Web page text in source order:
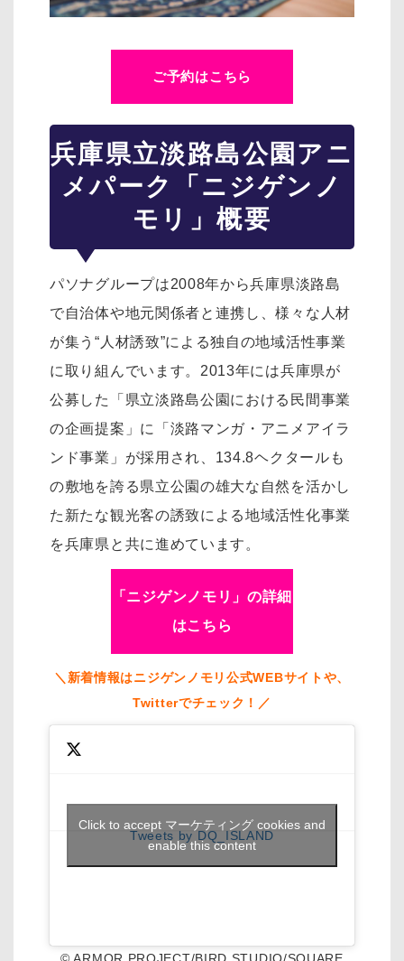
ご予約はこちら
兵庫県立淡路島公園アニ
メパーク「ニジゲンノ
モリ」概要
パソナグループは2008年から兵庫県淡路島
で自治体や地元関係者と連携し、様々な人材
が集う“人材誘致”による独自の地域活性事業
に取り組んでいます。2013年には兵庫県が
公募した「県立淡路島公園における民間事業
の企画提案」に「淡路マンガ・アニメアイラ
ンド事業」が採用され、134.8ヘクタールも
の敷地を誇る県立公園の雄大な自然を活かし
た新たな観光客の誘致による地域活性化事業
を兵庫県と共に進めています。
「ニジゲンノモリ」の詳細
はこちら
＼新着情報はニジゲンノモリ公式WEBサイトや、
Twitterでチェック！／
Tweets by DQ_ISLAND
Click to accept マーケティング cookies and
enable this content
© ARMOR PROJECT/BIRD STUDIO/SQUARE